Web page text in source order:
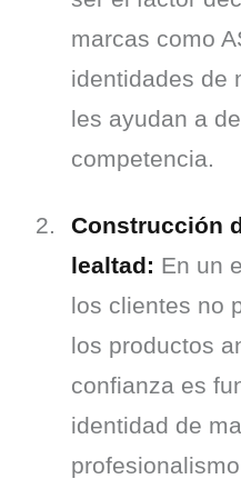
marcas como
identidades de
les ayudan a
competencia.
Construcción
lealtad: En un
los clientes no
los productos
confianza es
identidad de